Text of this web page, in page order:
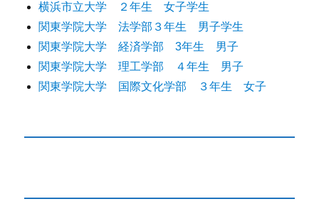
横浜市立大学 ２年生 女子学生
関東学院大学 法学部３年生 男子学生
関東学院大学 経済学部 3年生 男子
関東学院大学 理工学部 ４年生 男子
関東学院大学 国際文化学部 ３年生 女子